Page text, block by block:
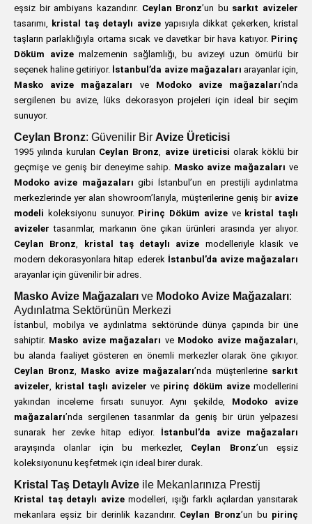
eşsiz bir ambiyans kazandırır. Ceylan Bronz’un bu sarkıt avizeler
tasarımı, kristal taş detaylı avizeyapısıyla dikkat çekerken, kristal
taşların parlaklığıyla ortama sıcak ve davetkar bir hava katıyor. Pirinç
Döküm avizemalzemenin sağlamlığı, bu avizeyi uzun ömürlü bir
seçenek haline getiriyor. İstanbul’da avize mağazaları arayanlar için,
Masko avize mağazaları ve Modoko avize mağazaları’nda
sergilenen bu avize, lüks dekorasyon projeleri için ideal bir seçim
sunuyor.
Ceylan Bronz: Güvenilir Bir Avize Üreticisi
1995 yılında kurulan Ceylan Bronz, avize üreticisi olarak köklü bir
geçmişe ve geniş bir deneyime sahip. Masko avize mağazaları ve
Modoko avize mağazaları gibi İstanbul’un en prestijli aydınlatma
merkezlerinde yer alan showroom’larıyla, müşterilerine geniş bir avize
modeli koleksiyonu sunuyor. Pirinç Döküm avizeve kristal taşlı
avizeler tasarımlar, markanın öne çıkan ürünleri arasında yer alıyor.
Ceylan Bronz, kristal taş detaylı avize modelleriyle klasik ve
modern dekorasyonlara hitap ederek İstanbul’da avize mağazaları
arayanlar için güvenilir bir adres.
Masko Avize Mağazaları ve Modoko Avize Mağazaları:
Aydınlatma Sektörünün Merkezi
İstanbul, mobilya ve aydınlatma sektöründe dünya çapında bir üne
sahiptir. Masko avize mağazaları ve Modoko avize mağazaları,
bu alanda faaliyet gösteren en önemli merkezler olarak öne çıkıyor.
Ceylan Bronz, Masko avize mağazaları’nda müşterilerine sarkıt
avizeler, kristal taşlı avizeler ve pirinç döküm avize modellerini
yakından inceleme fırsatı sunuyor. Aynı şekilde, Modoko avize
mağazaları’nda sergilenen tasarımlar da geniş bir ürün yelpazesi
sunarak her zevke hitap ediyor. İstanbul’da avize mağazaları
arayışında olanlar için bu merkezler, Ceylan Bronz’un eşsiz
koleksiyonunu keşfetmek için ideal birer durak.
Kristal Taş Detaylı Avize ile Mekanlarınıza Prestij
Kristal taş detaylı avizemodelleri, ışığı farklı açılardan yansıtarak
mekanlara eşsiz bir derinlik kazandırır. Ceylan Bronz’un bu pirinç